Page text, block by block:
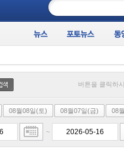
버튼을 클릭하
08월08일(토) 08월07일(금) 08
~